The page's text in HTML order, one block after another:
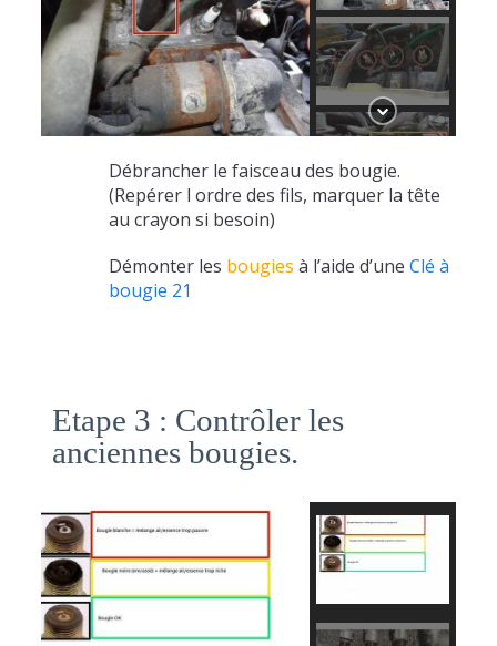
Débrancher le faisceau des bougie.
(Repérer l ordre des fils, marquer la tête
au crayon si besoin)
Démonter les bougies à l’aide d’une Clé à
bougie 21
Etape 3 : Contrôler les
anciennes bougies.